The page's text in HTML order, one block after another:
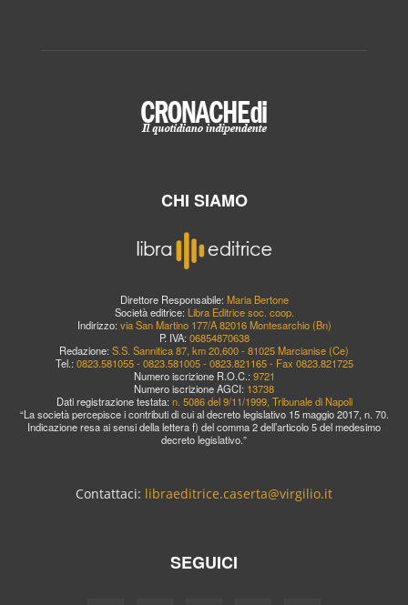
CHI SIAMO
Direttore Responsabile: Maria Bertone
Società editrice: Libra Editrice soc. coop.
Indirizzo: via San Martino 177/A 82016 Montesarchio (Bn)
P. IVA: 06854870638
Redazione: S.S. Sannitica 87, km 20,600 - 81025 Marcianise (Ce)
Tel.: 0823.581055 - 0823.581005 - 0823.821165 - Fax 0823.821725
Numero iscrizione R.O.C.: 9721
Numero iscrizione AGCI: 13738
Dati registrazione testata: n. 5086 del 9/11/1999, Tribunale di Napoli
“La società percepisce i contributi di cui al decreto legislativo 15 maggio 2017, n. 70.
Indicazione resa ai sensi della lettera f) del comma 2 dell’articolo 5 del medesimo
decreto legislativo.”
Contattaci: libraeditrice.caserta@virgilio.it
SEGUICI